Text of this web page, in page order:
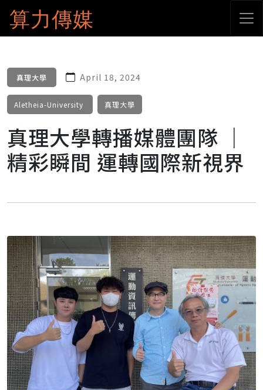
算力傳媒
真理大學 April 18, 2024
Aletheia-University 真理大學
真理大學轉播媒體團隊 ｜
精彩瞬間 運轉國際新視界